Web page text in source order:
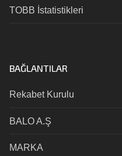
TOBB İstatistikleri
BAĞLANTILAR
Rekabet Kurulu
BALO A.Ş
MARKA